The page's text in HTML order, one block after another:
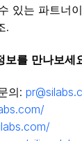
있는 파트너
.
보를 만나보세
의: